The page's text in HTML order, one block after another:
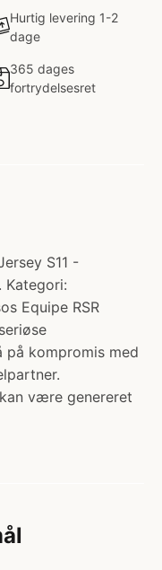
Hurtig levering 1-2
dage
365 dages
fortrydelsesret
S11 -
Kategori:
Equipe RSR
på kompromis med
være genereret